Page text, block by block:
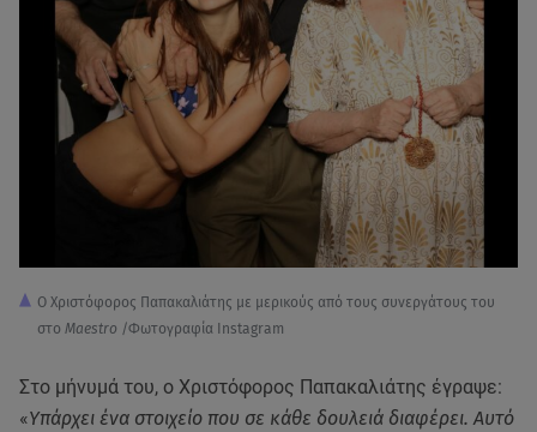
Ο Χριστόφορος Παπακαλιάτης με μερικούς από τους συνεργάτους του
στο Maestro /Φωτογραφία Instagram
Στο μήνυμά του, ο Χριστόφορος Παπακαλιάτης έγραψε:
«Υπάρχει ένα στοιχείο που σε κάθε δουλειά διαφέρει. Αυτό